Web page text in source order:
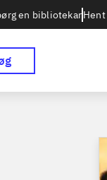
en bibliotekar